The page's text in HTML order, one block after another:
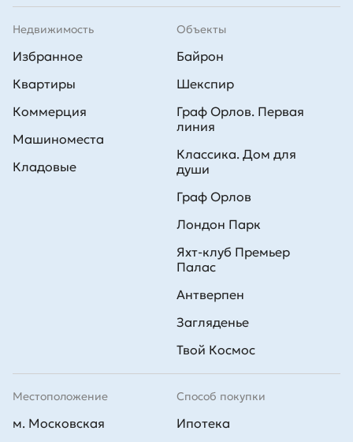
Недвижимость
Избранное
Квартиры
Коммерция
Машиноместа
Кладовые
Способ покупки
Ипотека
Объекты
Байрон
Шекспир
Граф Орлов. Первая
линия
Классика. Дом для
души
Граф Орлов
Лондон Парк
Яхт-клуб Премьер
Палас
Антверпен
Загляденье
Твой Космос
Местоположение
м. Московская